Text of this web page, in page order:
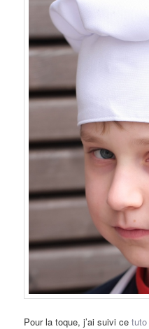
Pour la toque, j’ai suivi cetuto